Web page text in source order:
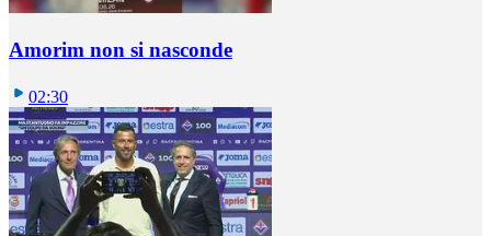
Amorim non si nasconde
02:30